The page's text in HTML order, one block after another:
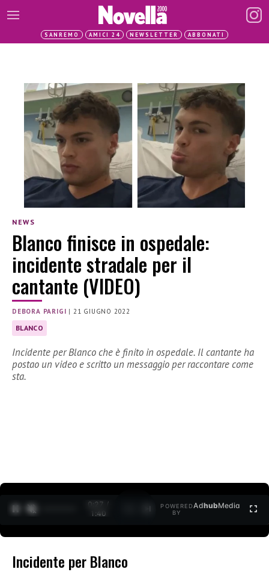
SANREMO AMICI 24 NEWSLETTER ABBONATI
NEWS
Blanco finisce in ospedale:
incidente stradale per il
cantante (VIDEO)
DEBORA PARIGI | 21 GIUGNO 2022
BLANCO
Incidente per Blanco che è finito in ospedale. Il cantante ha
postao un video e scritto un messaggio per raccontare come
sta.
0:27 /
1:40
POWERED
BY
AdhubMedia
Incidente per Blanco